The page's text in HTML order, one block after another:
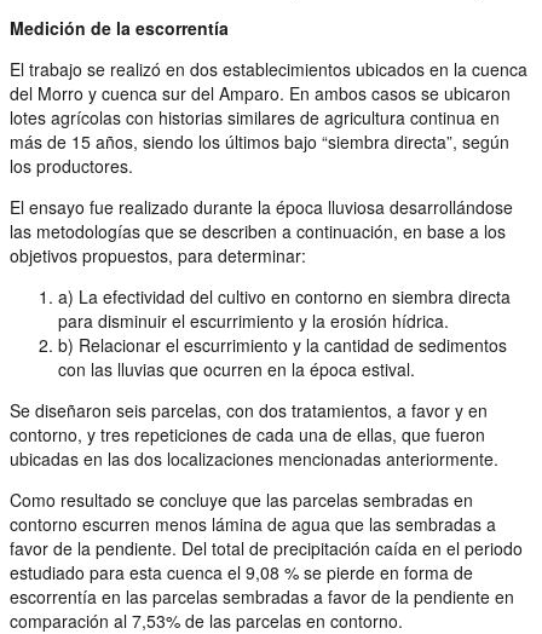
Medición de la escorrentía
El trabajo se realizó en dos establecimientos ubicados en la cuenca
del Morro y cuenca sur del Amparo. En ambos casos se ubicaron
lotes agrícolas con historias similares de agricultura continua en
más de 15 años, siendo los últimos bajo “siembra directa”, según
los productores.
El ensayo fue realizado durante la época lluviosa desarrollándose
las metodologías que se describen a continuación, en base a los
objetivos propuestos, para determinar:
a) La efectividad del cultivo en contorno en siembra directa
para disminuir el escurrimiento y la erosión hídrica.
b) Relacionar el escurrimiento y la cantidad de sedimentos
con las lluvias que ocurren en la época estival.
Se diseñaron seis parcelas, con dos tratamientos, a favor y en
contorno, y tres repeticiones de cada una de ellas, que fueron
ubicadas en las dos localizaciones mencionadas anteriormente.
Como resultado se concluye que las parcelas sembradas en
contorno escurren menos lámina de agua que las sembradas a
favor de la pendiente. Del total de precipitación caída en el periodo
estudiado para esta cuenca el 9,08 % se pierde en forma de
escorrentía en las parcelas sembradas a favor de la pendiente en
comparación al 7,53% de las parcelas en contorno.